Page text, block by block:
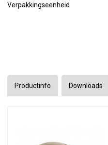
Verpakkingseenheid
Productinfo Downloads